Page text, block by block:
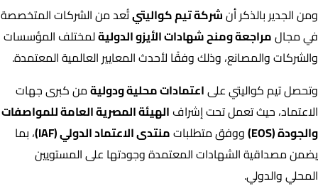
ومن الجدير بالذكر أنشركة تيم كواليتيتُعد من الشركات المتخصصة
في مجالمراجعة ومنح شهادات الأيزو الدوليةلمختلف المؤسسات
والشركات والمصانع، وذلك وفقًا لأحدث المعايير العالمية المعتمدة.
وتحصل تيم كواليتي علىاعتمادات محلية ودوليةمن كبرى جهات
الاعتماد، حيث تعمل تحت إشرافالهيئة المصرية العامة للمواصفات
والجودة (EOS)
ووفق متطلباتمنتدى الاعتماد الدولي (IAF)
، بما
يضمن مصداقية الشهادات المعتمدة وجودتها على المستويين
المحلي والدولي.